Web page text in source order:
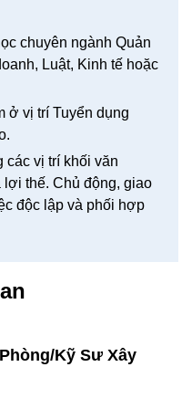
chuyên ngành Quản
Luật, Kinh tế hoặc
ở vị trí Tuyển dụng
các vị trí khối văn
thế. Chủ động, giao
độc lập và phối hợp
Kỹ Sư Xây